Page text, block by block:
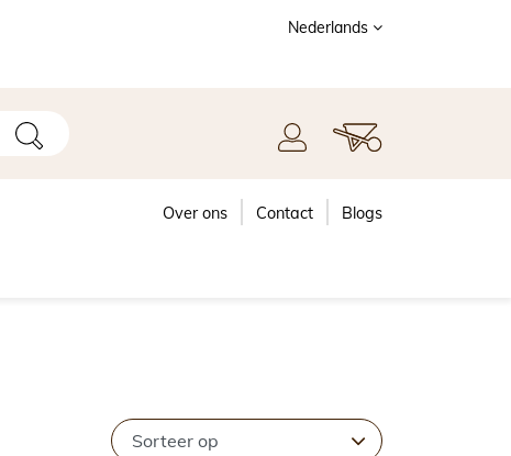
Nederlands
Over ons Contact Blogs